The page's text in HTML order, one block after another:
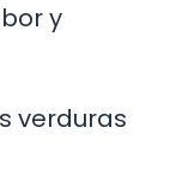
y
verduras